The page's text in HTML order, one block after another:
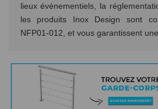
lieux événementiels, la
les produits Inox Design sont
NFP01-012, et vous garantissent